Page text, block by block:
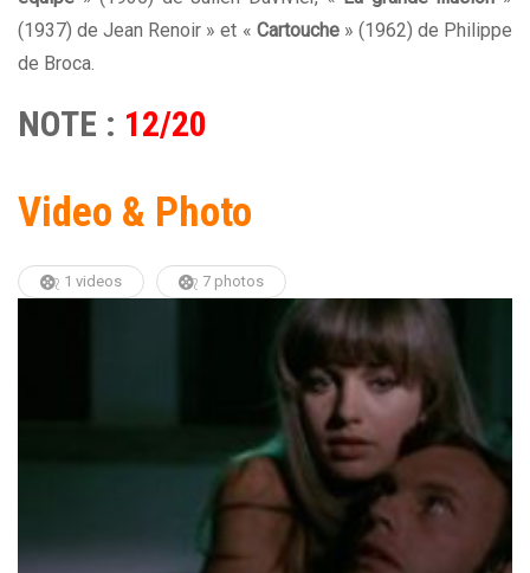
(1937) de Jean Renoir » et « Cartouche» (1962) de Philippe
de Broca.
NOTE : 12/20
Video & Photo
1 videos 7 photos